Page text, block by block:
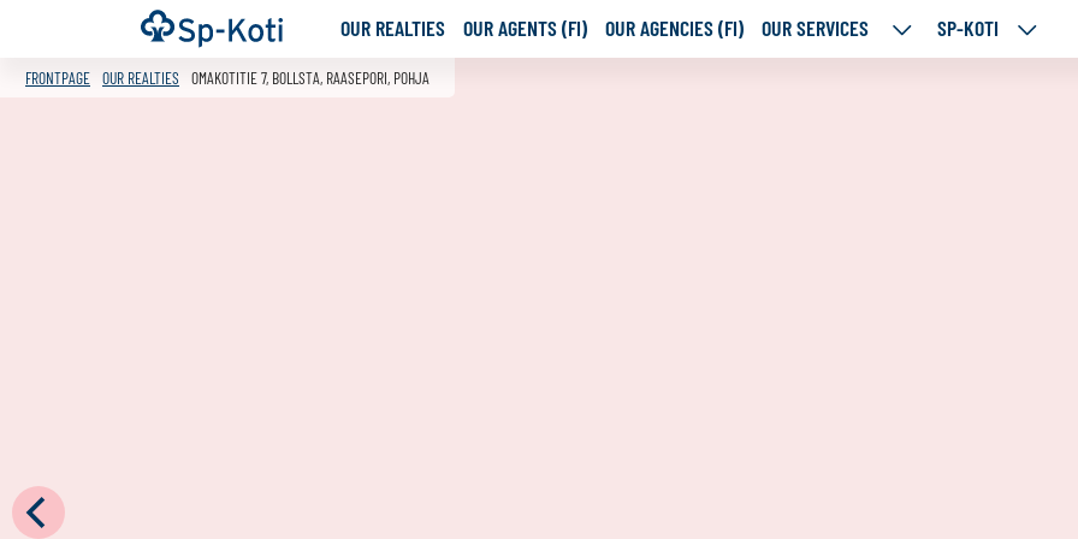
Go
to
content
Frontpage OUR REALTIES OUR AGENTS (FI) OUR AGENCIES (FI) OUR SERVICES
OUR
SP-KOTI
SP-
FRONTPAGE OUR REALTIES OMAKOTITIE 7, BOLLSTA, RAASEPORI, POHJA